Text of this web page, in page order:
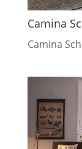
Camina
Camina